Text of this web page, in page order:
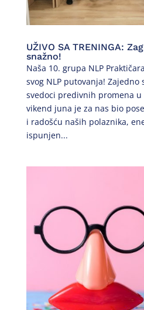
UŽIVO SA TRENINGA:
snažno!
Naša 10. grupa NLP
svog NLP putovanja!
svedoci predivnih promena
vikend juna je za nas bio
i radošću naših polaznika,
ispunjen...